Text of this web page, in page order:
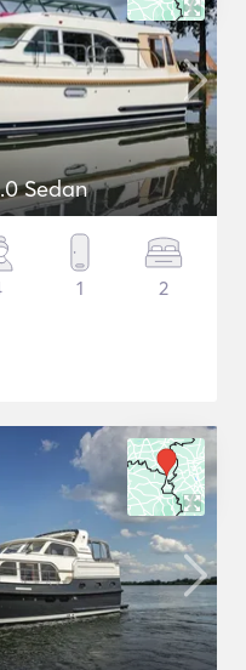
Sedan
1 2